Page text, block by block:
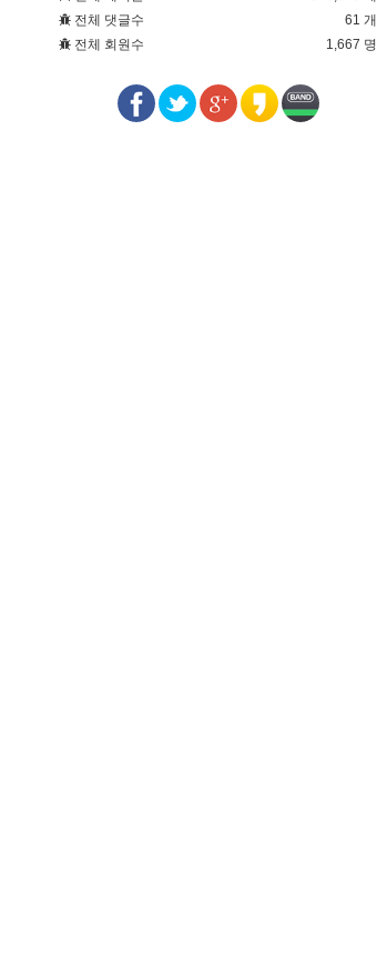
전체 댓글수
61 개
전체 회원수
1,667 명